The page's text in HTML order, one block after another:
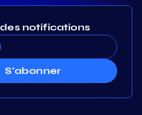
notifications
S'abonner